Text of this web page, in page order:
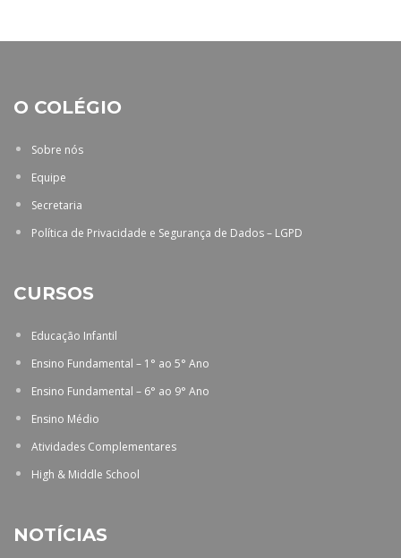
O COLÉGIO
Sobre nós
Equipe
Secretaria
Política de Privacidade e Segurança de Dados – LGPD
CURSOS
Educação Infantil
Ensino Fundamental – 1° ao 5° Ano
Ensino Fundamental – 6° ao 9° Ano
Ensino Médio
Atividades Complementares
High & Middle School
NOTÍCIAS